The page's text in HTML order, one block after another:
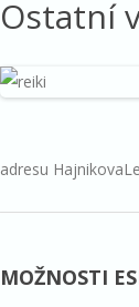
Ostatní
adresu
MOŽNOSTI